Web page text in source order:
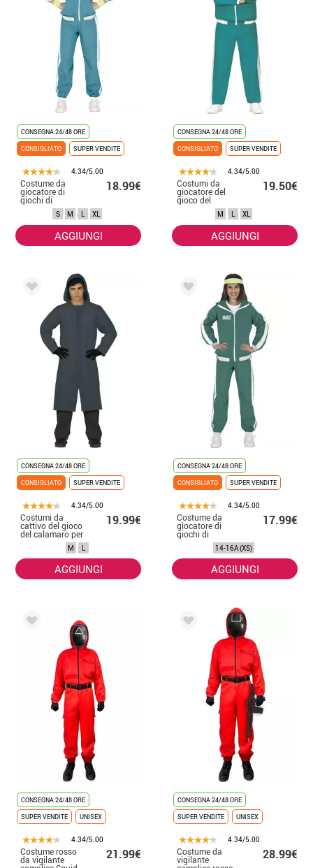
CONSEGNA 24/48 ORE
CONSIGLIATO
SUPER VENDITE
4.34/5.00
Costume da
giocatore di
giochi di
calamari per
18.99€
S M L XL
AGGIUNGI
CONSEGNA 24/48 ORE
CONSIGLIATO
SUPER VENDITE
4.34/5.00
Costumi da
giocatore del
gioco del
calamaro per gli
19.50€
M L XL
AGGIUNGI
CONSEGNA 24/48 ORE
CONSIGLIATO
SUPER VENDITE
4.34/5.00
Costumi da
cattivo del gioco
del calamaro per
19.99€
M L
AGGIUNGI
CONSEGNA 24/48 ORE
CONSIGLIATO
SUPER VENDITE
4.34/5.00
Costume da
giocatore di
giochi di
calamari per
adolescenti
17.99€
14-16A (XS)
AGGIUNGI
CONSEGNA 24/48 ORE
SUPER VENDITE
UNISEX
4.34/5.00
Costume rosso
da vigilante 21.99€
CONSEGNA 24/48 ORE
SUPER VENDITE
UNISEX
4.34/5.00
Costume da
vigilante 28.99€